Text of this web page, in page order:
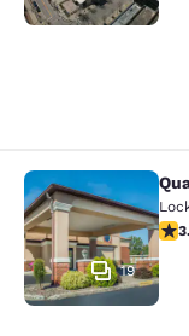
Quality Inn
19